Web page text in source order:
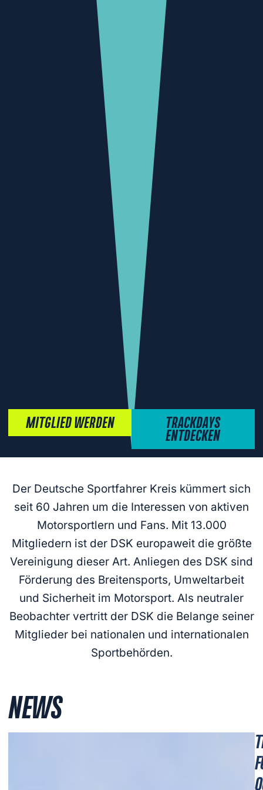
MITGLIED WERDEN
TRACKDAYS
ENTDECKEN
Der Deutsche Sportfahrer Kreis kümmert sich
seit 60 Jahren um die Interessen von aktiven
Motorsportlern und Fans. Mit 13.000
Mitgliedern ist der DSK europaweit die größte
Vereinigung dieser Art. Anliegen des DSK sind
Förderung des Breitensports, Umweltarbeit
und Sicherheit im Motorsport. Als neutraler
Beobachter vertritt der DSK die Belange seiner
Mitglieder bei nationalen und internationalen
Sportbehörden.
NEWS